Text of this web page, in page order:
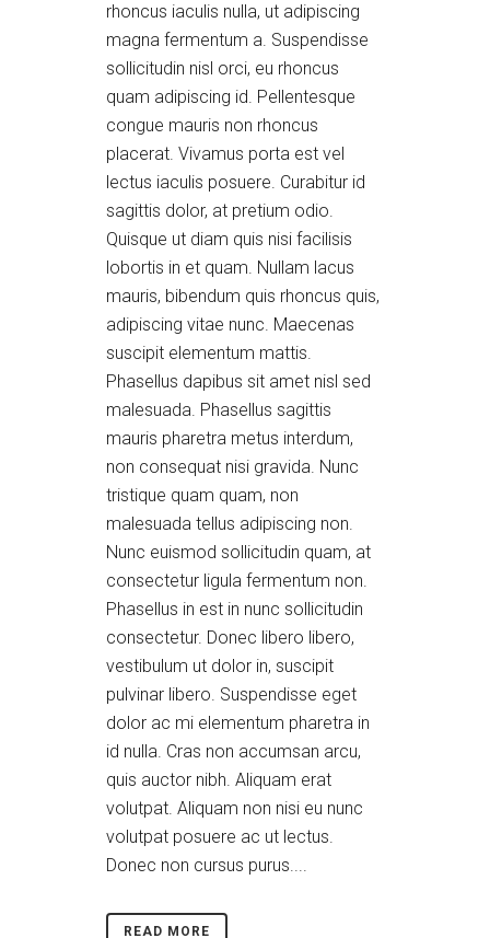
rhoncus iaculis nulla, ut adipiscing
magna fermentum a. Suspendisse
sollicitudin nisl orci, eu rhoncus
quam adipiscing id. Pellentesque
congue mauris non rhoncus
placerat. Vivamus porta est vel
lectus iaculis posuere. Curabitur id
sagittis dolor, at pretium odio.
Quisque ut diam quis nisi facilisis
lobortis in et quam. Nullam lacus
mauris, bibendum quis rhoncus quis,
adipiscing vitae nunc. Maecenas
suscipit elementum mattis.
Phasellus dapibus sit amet nisl sed
malesuada. Phasellus sagittis
mauris pharetra metus interdum,
non consequat nisi gravida. Nunc
tristique quam quam, non
malesuada tellus adipiscing non.
Nunc euismod sollicitudin quam, at
consectetur ligula fermentum non.
Phasellus in est in nunc sollicitudin
consectetur. Donec libero libero,
vestibulum ut dolor in, suscipit
pulvinar libero. Suspendisse eget
dolor ac mi elementum pharetra in
id nulla. Cras non accumsan arcu,
quis auctor nibh. Aliquam erat
volutpat. Aliquam non nisi eu nunc
volutpat posuere ac ut lectus.
Donec non cursus purus....
READ MORE